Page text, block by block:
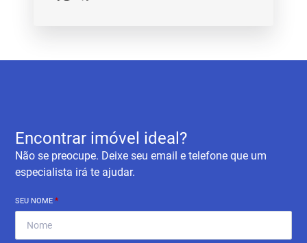
Encontrar imóvel ideal?
Não se preocupe. Deixe seu email e telefone que um
especialista irá te ajudar.
SEU NOME*